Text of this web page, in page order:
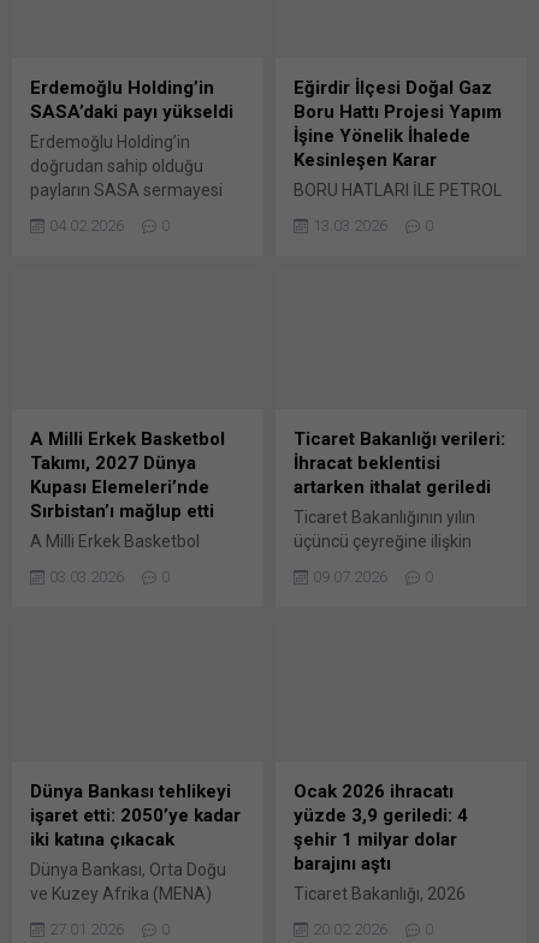
Erdemoğlu Holding’in
SASA’daki payı yükseldi
Erdemoğlu Holding’in
doğrudan sahip olduğu
payların SASA sermayesi
ulaştı. Erdemoğlu Holding,
sermayesi içindeki payı
%57,71’e ulaştı. KAP
açıklamasında yer alan
detaylar şöyle: “Sermaye
Piyasası Kurulunun Seri:II,
N15.1...
04.02.2026 0
Eğirdir İlçesi Doğal Gaz
Boru Hattı Projesi Yapım
İşine Yönelik İhalede
Kesinleşen Karar
BORU HATLARI İLE PETROL
GENEL MÜDÜRLÜĞÜ –
pencerede açılır) X Linkedln
üzerinden paylaşmak için
tıklayın (Yeni pencerede
açılır) LinkedIn WhatsApp'ta
paylaşmak için tıklayın (Yeni
pencerede açılır) WhatsApp
Facebook'ta paylaşmak için
13.03.2026 0
A Milli Erkek Basketbol
Takımı, 2027 Dünya
Kupası Elemeleri’nde
Sırbistan’ı mağlup etti
A Milli Erkek Basketbol
Takımı, FIBA 2027 Dünya
Kupası Avrupa Elemeleri 1.
ikinci yenilgisini yaşadı.
Karşılıklı basketlerle
başlayan maçın ilk 8
dakikası başa baş geçti.
Sırbistan,...
03.03.2026 0
Ticaret Bakanlığı verileri:
İhracat beklentisi
artarken ithalat geriledi
Ticaret Bakanlığının yılın
üçüncü çeyreğine ilişkin
ihracat beklenti endeksi, bir
önceki çeyreğe göre 2,4
Beklenti Anketi’ni açıkladı.
Buna göre, ihracat beklenti
endeksi, bu dönemde bir
önceki çeyreğe göre...
09.07.2026 0
Dünya Bankası tehlikeyi
işaret etti: 2050’ye kadar
iki katına çıkacak
Dünya Bankası, Orta Doğu
ve Kuzey Afrika (MENA)
27.01.2026 0
Ocak 2026 ihracatı
yüzde 3,9 geriledi: 4
şehir 1 milyar dolar
barajını aştı
Ticaret Bakanlığı, 2026
20.02.2026 0